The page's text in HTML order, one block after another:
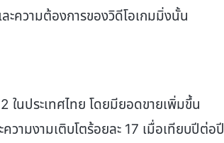
ความต้องการของวิดีโอเกมมิ่งนั้น
ในประเทศไทย โดยมียอดขายเพิ่มขึ้น
ามงามเติบโตร้อยละ 17 เมื่อเทียบปีต่อปี